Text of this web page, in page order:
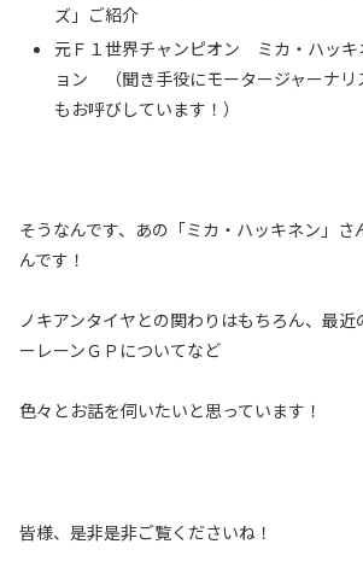
ズ」ご紹介
元Ｆ１世界チャンピオン ミカ・ハッキ
ョン （聞き手役にモータージャーナリ
もお呼びしています！）
そうなんです、あの「ミカ・ハッキネン」さ
んです！
ノキアンタイヤとの関わりはもちろん、最
ーレーンＧＰについてなど
色々とお話を伺いたいと思っています！
皆様、是非是非ご覧くださいね！